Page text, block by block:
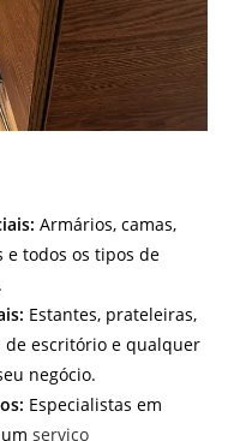
Armários, camas,
e todos os tipos de
Estantes, prateleiras,
de escritório e qualquer
negócio.
Especialistas em
umserviço